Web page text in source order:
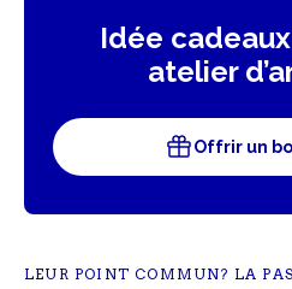
Idée
atelier
Offrir un
LEUR POINT COMMUN? LA